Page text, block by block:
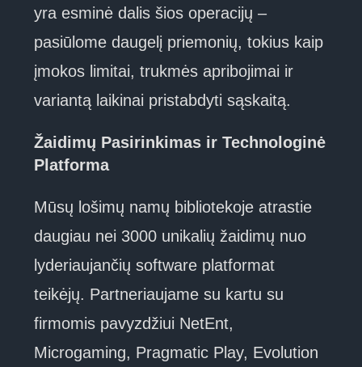
yra esminė dalis šios operacijų –
pasiūlome daugelį priemonių, tokius kaip
įmokos limitai, trukmės apribojimai ir
variantą laikinai pristabdyti sąskaitą.
Žaidimų Pasirinkimas ir Technologinė
Platforma
Mūsų lošimų namų bibliotekoje atrastie
daugiau nei 3000 unikalių žaidimų nuo
lyderiaujančių software platformat
teikėjų. Partneriaujame su kartu su
firmomis pavyzdžiui NetEnt,
Microgaming, Pragmatic Play, Evolution